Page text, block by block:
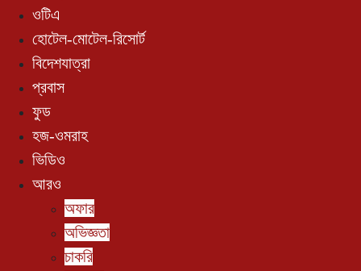
ওটিএ
হোটেল-মোটেল-রিসোর্ট
বিদেশযাত্রা
প্রবাস
ফুড
হজ-ওমরাহ
ভিডিও
আরও
অফার
অভিজ্ঞতা
চাকরি